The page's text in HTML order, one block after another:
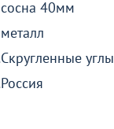
сосна 40мм
металл
Скругленные углы
Россия